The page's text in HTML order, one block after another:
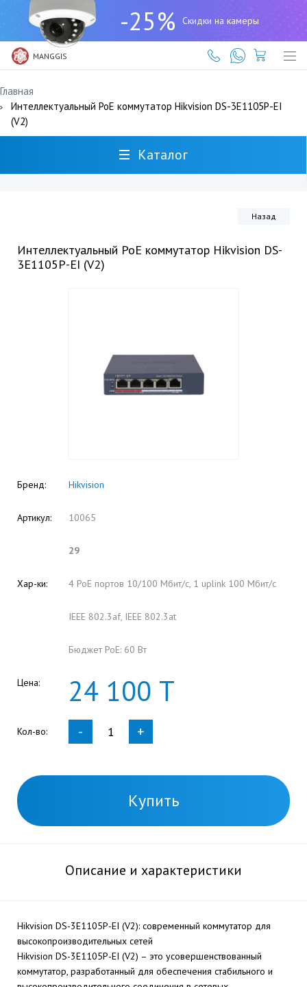
-25% Скидки на камеры
MANGGIS
(727)
317-
61-
61
Главная
Интеллектуальный PoE коммутатор Hikvision DS-3E1105P-EI
(V2)
Каталог
Назад
Интеллектуальный PoE коммутатор Hikvision DS-
3E1105P-EI (V2)
Бренд: Hikvision
Артикул: 10065
29
Хар-ки: 4 PoE портов 10/100 Мбит/с, 1 uplink 100 Мбит/с
IEEE 802.3af, IEEE 802.3at
Бюджет PoE: 60 Вт
Цена: 24 100 Т
Кол-во: - +
Купить
Описание и характеристики
Hikvision DS-3E1105P-EI (V2): современный коммутатор для
высокопроизводительных сетей
Hikvision DS-3E1105P-EI (V2) – это усовершенствованный
коммутатор, разработанный для обеспечения стабильного и